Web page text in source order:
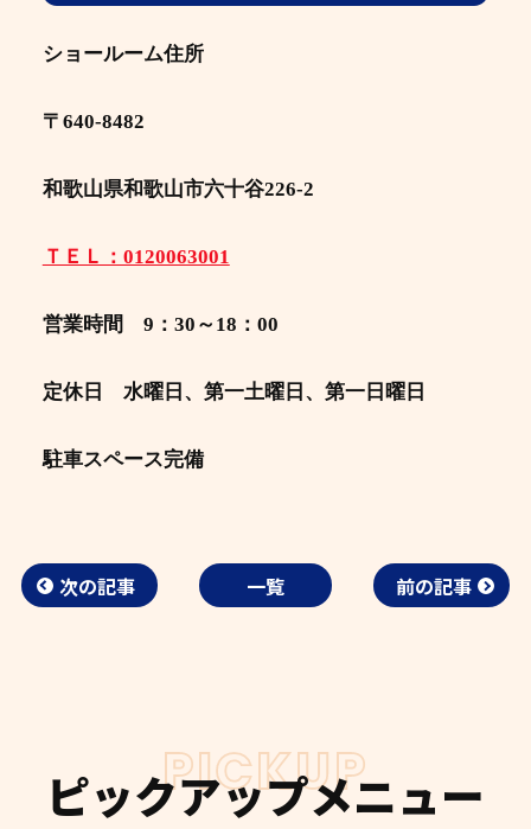
ショールーム住所
〒640-8482
和歌山県和歌山市六十谷226-2
ＴＥＬ：0120063001
営業時間 9：30～18：00
定休日 水曜日、第一土曜日、第一日曜日
駐車スペース完備
次の記事 一覧 前の記事
PICKUP
ピックアップメニュー